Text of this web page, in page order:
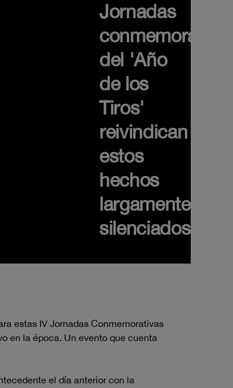
Jornadas
del 'Año
de los
Tiros'
reivindican
estos
hechos
largamente
silenciados
estas IV Jornadas Conmemorativas
en la época. Un evento que cuenta
el día anterior con la